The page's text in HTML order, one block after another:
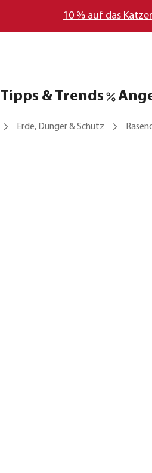
10 % auf das
Tipps & Trends
Erde, Dünger & Schutz